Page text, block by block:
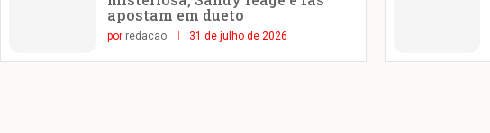
apostam em dueto
por redacao 31 de julho de 2026